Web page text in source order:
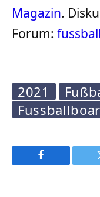
Magazin.
Forum:
2021
Facebook